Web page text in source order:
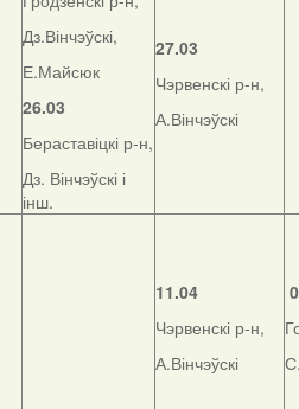
Дз.Вінчэўскі,
Е.Майсюк
26.03
Бераставіцкі р-н,
Дз. Вінчэўскі і
інш.
27.03
Чэрвенскі р-н,
А.Вінчэўскі
11.04
Чэрвенскі р-н,
А.Вінчэўскі